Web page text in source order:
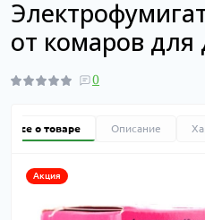
от комаров для
0
Все о товаре Описание
Акция